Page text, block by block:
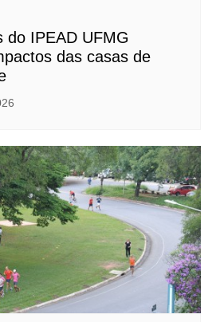
do IPEAD UFMG
das casas de